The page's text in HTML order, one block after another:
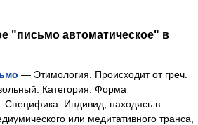
"письмо автоматическое" в
— Этимология. Происходит от греч.
Категория. Форма
Специфика. Индивид, находясь в
или медитативного транса,